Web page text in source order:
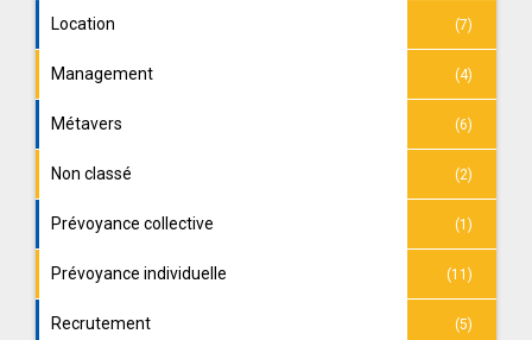
Location (7)
Management (4)
Métavers (6)
Non classé (2)
Prévoyance collective (1)
Prévoyance individuelle (11)
Recrutement (5)